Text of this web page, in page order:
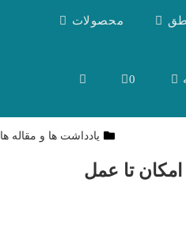
محصولات
0
یادداشت ها و مقاله ها
تا عمل